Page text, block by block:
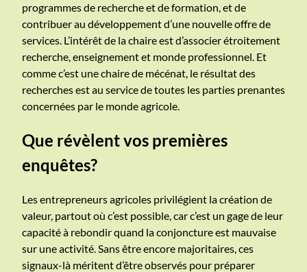
programmes de recherche et de formation, et de
contribuer au développement d’une nouvelle offre de
services. L’intérêt de la chaire est d’associer étroitement
recherche, enseignement et monde professionnel. Et
comme c’est une chaire de mécénat, le résultat des
recherches est au service de toutes les parties prenantes
concernées par le monde agricole.
Que révèlent vos premières
enquêtes?
Les entrepreneurs agricoles privilégient la création de
valeur, partout où c’est possible, car c’est un gage de leur
capacité à rebondir quand la conjoncture est mauvaise
sur une activité. Sans être encore majoritaires, ces
signaux-là méritent d’être observés pour préparer